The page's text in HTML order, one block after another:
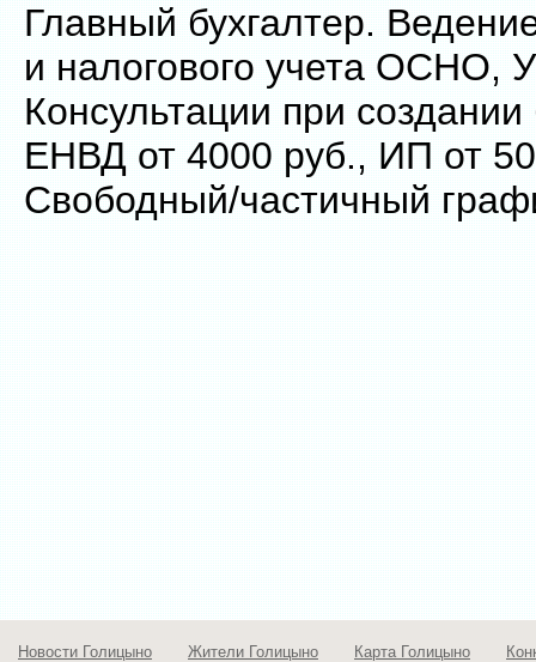
Главный бухгалтер.
и налогового учета ОСНО,
Консультации при
ЕНВД от 4000 руб., ИП от
Свободный/частичный
Новости Голицыно Жители Голицыно Карта Голицыно